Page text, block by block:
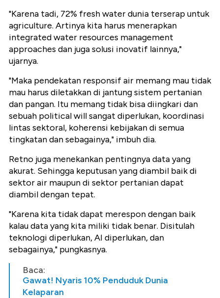
"Karena tadi, 72% fresh water dunia terserap untuk
agriculture. Artinya kita harus menerapkan
integrated water resources management
approaches dan juga solusi inovatif lainnya,"
ujarnya.
"Maka pendekatan responsif air memang mau tidak
mau harus diletakkan di jantung sistem pertanian
dan pangan. Itu memang tidak bisa diingkari dan
sebuah political will sangat diperlukan, koordinasi
lintas sektoral, koherensi kebijakan di semua
tingkatan dan sebagainya," imbuh dia.
Retno juga menekankan pentingnya data yang
akurat. Sehingga keputusan yang diambil baik di
sektor air maupun di sektor pertanian dapat
diambil dengan tepat.
"Karena kita tidak dapat merespon dengan baik
kalau data yang kita miliki tidak benar. Disitulah
teknologi diperlukan, AI diperlukan, dan
sebagainya," pungkasnya.
Baca:
Gawat! Nyaris 10% Penduduk Dunia
Kelaparan